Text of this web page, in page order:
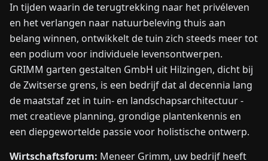
ENDEFRESITNLPL HU
NEEM
CONTACT
OP
In tijden waarin de terugtrekking naar het privéleven
en het verlangen naar natuurbeleving thuis aan
belang winnen, ontwikkelt de tuin zich steeds meer tot
een podium voor individuele levensontwerpen.
GRIMM garten gestalten GmbH uit Hilzingen, dicht bij
de Zwitserse grens, is een bedrijf dat al decennia lang
de maatstaf zet in tuin- en landschapsarchitectuur -
met creatieve planning, grondige plantenkennis en
een diepgewortelde passie voor holistische ontwerp.
Wirtschaftsforum: Meneer Grimm, uw bedrijf heeft